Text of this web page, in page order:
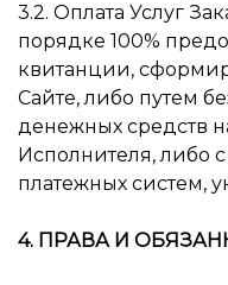
3.2. Оплата Услуг
порядке 100%
квитанции,
Сайте, либо путем
денежных средств
Исполнителя, либо
платежных систем,
4. ПРАВА И